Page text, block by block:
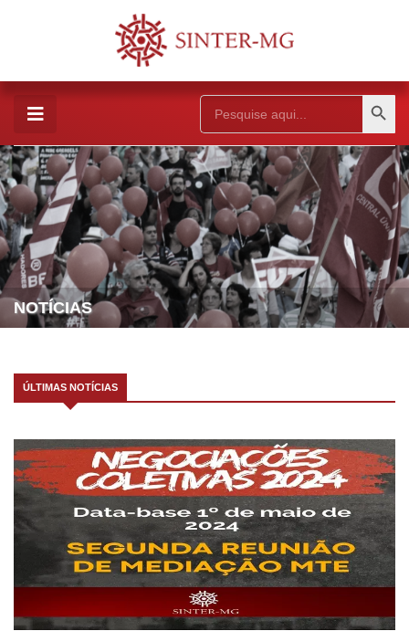
Search
for:
Search Button
NOTÍCIAS
ÚLTIMAS NOTÍCIAS